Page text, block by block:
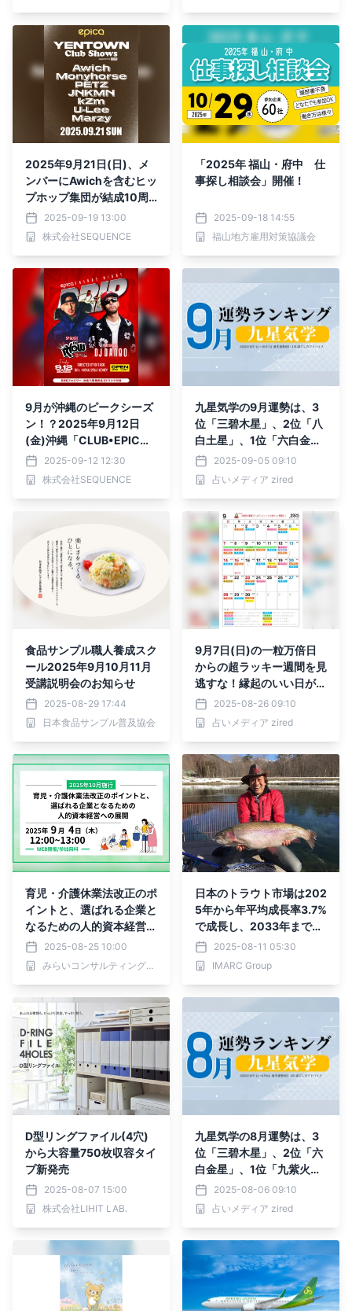
ーを9月29日に開催
2025年9月21日(日)、メ
ンバーにAwichを含むヒッ
プホップ集団が結成10周
年を記念し、クルーとして
は初となるアルバムをリリ
ースし注目を浴びている
A•沖縄」にて【Club Sho
ws】ツアー公演開催決
定！！
2025-09-19 13:00
株式会社SEQUENCE
「2025年 福山・府中 仕
事探し相談会」開催！
2025-09-18 14:55
福山地方雇用対策協議会
9月が沖縄のピークシーズ
ン！？2025年9月12日
(金)沖縄「CLUB•EPIC
A」にてDJ DANBOが仕掛
ける【DRIP】のスペシャ
ルゲストにDJ RYOWを迎
2025-09-12 12:30
株式会社SEQUENCE
九星気学の9月運勢は、3
位「三碧木星」、2位「八
白土星」、1位「六白金
星」。占いメディアのzire
dがランキングを発表
2025-09-05 09:10
占いメディア zired
食品サンプル職人養成スク
ール2025年9月10月11月
受講説明会のお知らせ
2025-08-29 17:44
日本食品サンプル普及協会
9月7日(日)の一粒万倍日
からの超ラッキー週間を見
逃すな！縁起のいい日がわ
かる『吉日カレンダー202
5年8月版』をziredが無料
ダウンロード配布開始！
2025-08-26 09:10
占いメディア zired
育児・介護休業法改正のポ
イントと、選ばれる企業と
なるための人的資本経営へ
の展開2025-08-25 10:00
みらいコンサルティンググループ
日本のトラウト市場は202
5年から年平均成長率3.7%
で成長し、2033年までに
12億1,160万米ドルに達す
ると予想されています
2025-08-11 05:30
IMARC Group
D型リングファイル(4穴)
から大容量750枚収容タイ
プ新発売
2025-08-07 15:00
株式会社LIHIT LAB.
九星気学の8月運勢は、3
位「三碧木星」、2位「六
白金星」、1位「九紫火
星」。占いメディアのzire
dがランキングを発表
2025-08-06 09:10
占いメディア zired